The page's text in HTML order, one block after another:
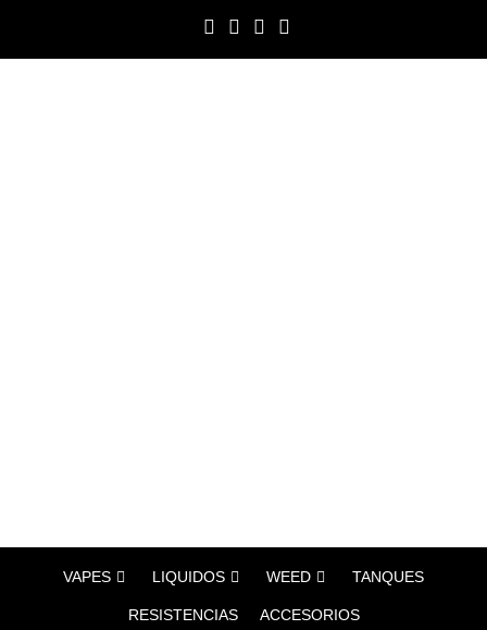
VAPES LIQUIDOS WEED TANQUES
RESISTENCIAS ACCESORIOS